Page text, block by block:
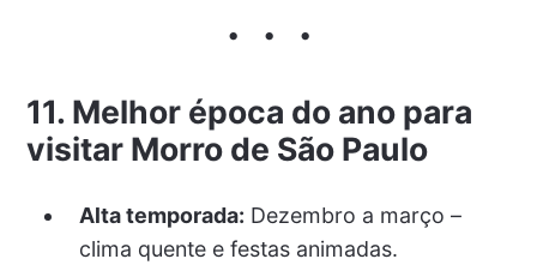
11. Melhor época do ano para
visitar Morro de São Paulo
Alta temporada: Dezembro a março –
clima quente e festas animadas.